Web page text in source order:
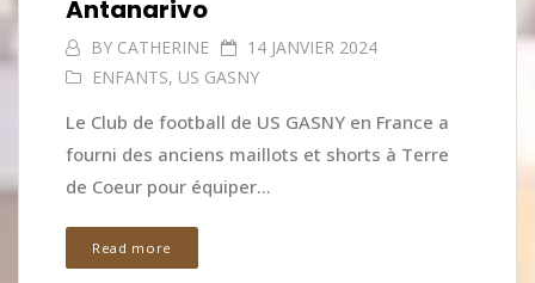
Antanarivo
BY CATHERINE
14 JANVIER 2024
ENFANTS, US GASNY
Le Club de football de US GASNY en France a
fourni des anciens maillots et shorts à Terre
de Coeur pour équiper...
Read more